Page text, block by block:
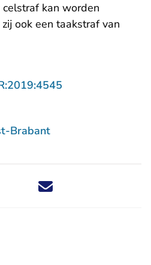
kan worden
ook een taakstraf van
Brabant
Deel dit nieuwsbericht via X -
Deel dit nieuwsbericht via
Deel dit nieuwsbericht
Deel dit